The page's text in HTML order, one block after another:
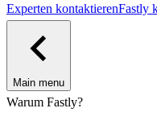
Experten kontaktierenFastly
Main menu
Warum Fastly?